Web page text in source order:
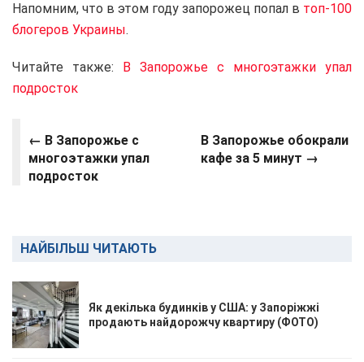
Напомним, что в этом году запорожец попал в топ-100
блогеров Украины.
Читайте также: В Запорожье с многоэтажки упал
подросток
← В Запорожье с
многоэтажки упал
подросток
В Запорожье обокрали
кафе за 5 минут →
НАЙБІЛЬШ ЧИТАЮТЬ
Як декілька будинків у США: у Запоріжжі
продають найдорожчу квартиру (ФОТО)